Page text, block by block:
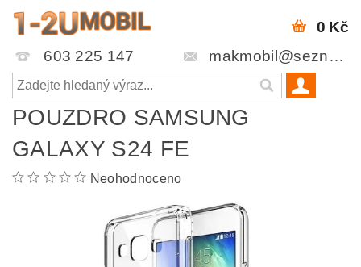
603 225 147 makmobil@seznam.cz
0 Kč
POUZDRO SAMSUNG
GALAXY S24 FE
Neohodnoceno